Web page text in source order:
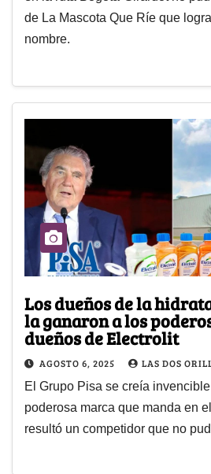
de La Mascota Que Ríe que
nombre.
Los dueños de la
la ganaron a los
dueños de Electrolit
AGOSTO 6, 2025 LAS DOS
El Grupo Pisa se creía
poderosa marca que manda en
resultó un competidor que no